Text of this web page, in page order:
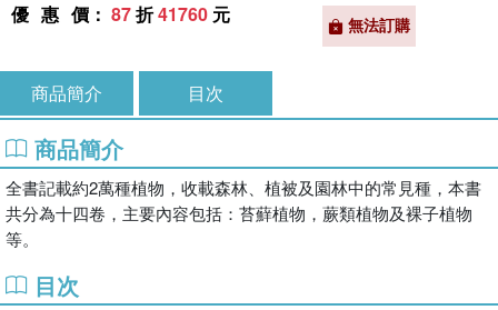
優惠價 ： 87折41760 元
無法訂購
商品簡介 目次
商品簡介
全書記載約2萬種植物，收載森林、植被及園林中的常見種，本書
共分為十四卷，主要內容包括：苔蘚植物，蕨類植物及裸子植物
等。
目次